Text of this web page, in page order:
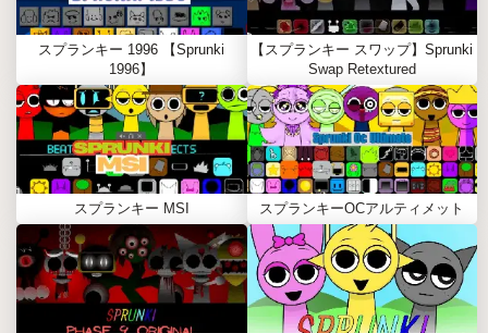
スプランキー 1996 【Sprunki
1996】
【スプランキー スワップ】Sprunki
Swap Retextured
スプランキー MSI スプランキーOCアルティメット